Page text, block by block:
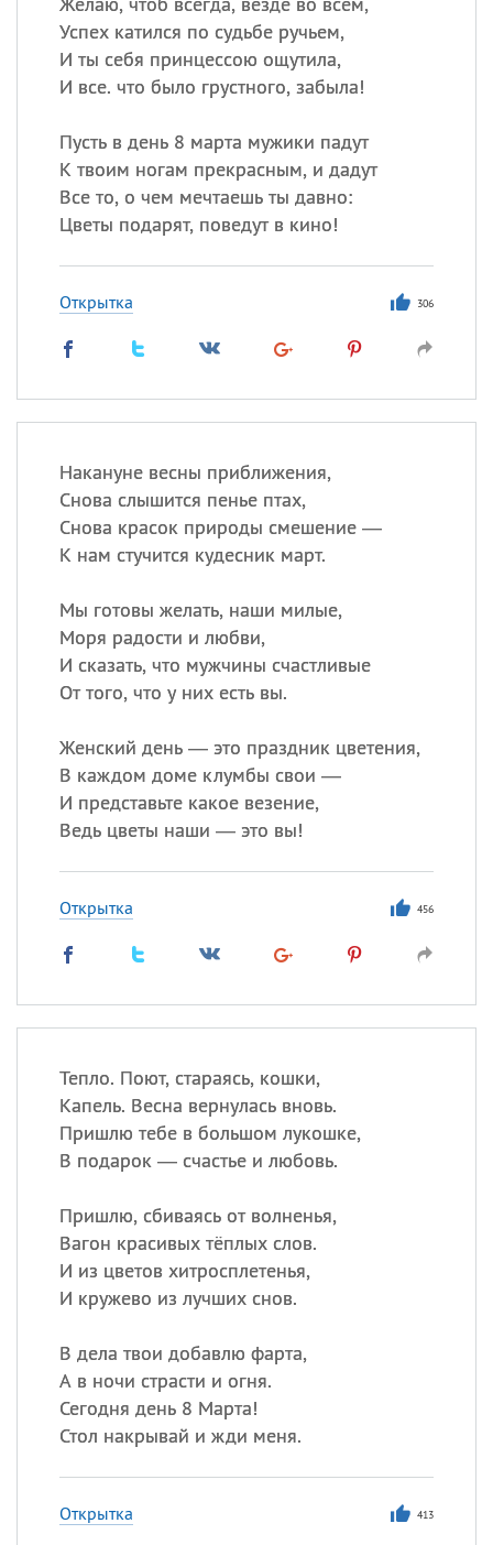
Успех катился по судьбе ручьем,
И ты себя принцессою ощутила,
И все. что было грустного, забыла!
Пусть в день 8 марта мужики падут
К твоим ногам прекрасным, и дадут
Все то, о чем мечтаешь ты давно:
Цветы подарят, поведут в кино!
Открытка 306
Накануне весны приближения,
Снова слышится пенье птах,
Снова красок природы смешение —
К нам стучится кудесник март.
Мы готовы желать, наши милые,
Моря радости и любви,
И сказать, что мужчины счастливые
От того, что у них есть вы.
Женский день — это праздник цветения,
В каждом доме клумбы свои —
И представьте какое везение,
Ведь цветы наши — это вы!
Открытка 456
Тепло. Поют, стараясь, кошки,
Капель. Весна вернулась вновь.
Пришлю тебе в большом лукошке,
В подарок — счастье и любовь.
Пришлю, сбиваясь от волненья,
Вагон красивых тёплых слов.
И из цветов хитросплетенья,
И кружево из лучших снов.
В дела твои добавлю фарта,
А в ночи страсти и огня.
Сегодня день 8 Марта!
Стол накрывай и жди меня.
Открытка 413